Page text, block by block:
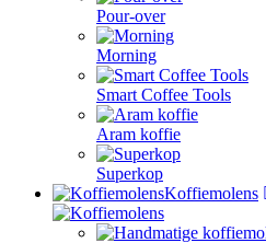
Pour-over
Morning
Smart Coffee Tools
Aram koffie
Superkop
Koffiemolens